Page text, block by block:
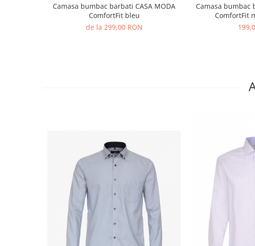
Camasa bumbac barbati CASA MODA
ComfortFit bleu
de la 299,00 RON
Camasa bumbac
ComfortFit